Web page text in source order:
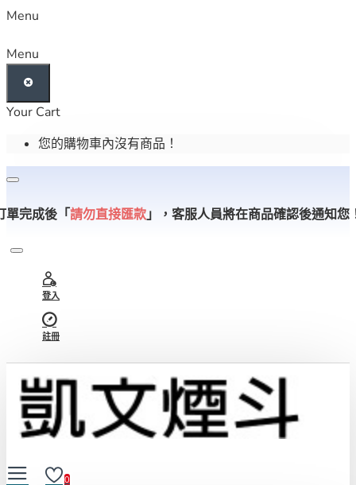
Menu
Menu
Your Cart
您的購物車內沒有商品！
單完成後「請勿直接匯款 」， 客服人員將在商品確認後通知您
登入
註冊
0